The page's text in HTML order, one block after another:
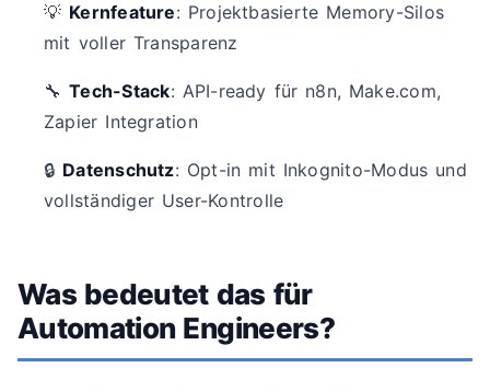
💡 Kernfeature: Projektbasierte Memory-Silos
mit voller Transparenz
🔧Tech-Stack: API-ready für n8n, Make.com,
Zapier Integration
🔒 Datenschutz: Opt-in mit Inkognito-Modus und
vollständiger User-Kontrolle
Was bedeutet das für
Automation Engineers?